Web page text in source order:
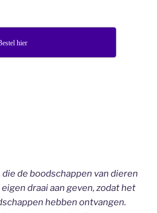
hier
die de boodschappen van dieren
draai aan geven, zodat het
hebben ontvangen.